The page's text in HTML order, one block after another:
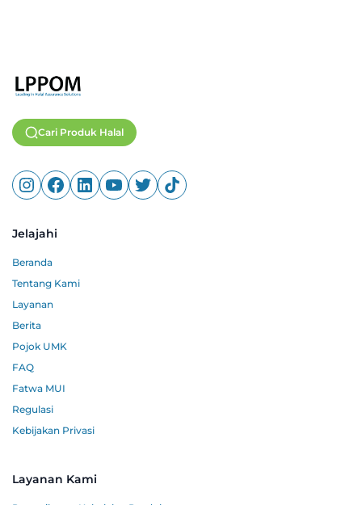
Cari Produk Halal
Jelajahi
Beranda
Tentang Kami
Layanan
Berita
Pojok UMK
FAQ
Fatwa MUI
Regulasi
Kebijakan Privasi
Layanan Kami